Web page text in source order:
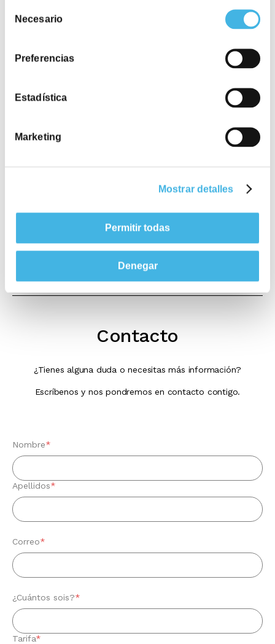
deNecesario
Preferencias
Estadística
Marketing
Mostrar detalles
Permitir todas
Denegar
Bus
Metro
minutos en coche)
Contacto
¿Tienes alguna duda o necesitas más información?
Escríbenos y nos pondremos en contacto contigo.
Nombre*
Apellidos*
Correo*
¿Cuántos sois?*
Tarifa*